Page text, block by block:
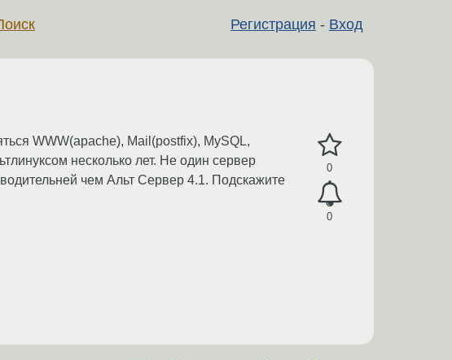
Регистрация - Вход
0
0
WWW(apache), Mail(postfix), MySQL,
несколько лет. Не один сервер
чем Альт Сервер 4.1. Подскажите